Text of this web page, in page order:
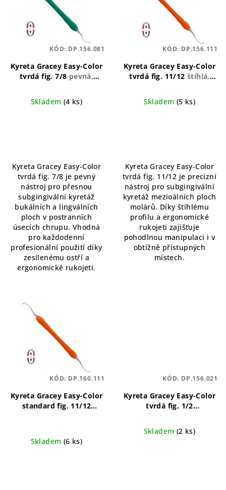
Kyreta Gracey Easy-Color
tvrdá fig. 7/8 pevná,
Skladem (4 ks)
Kyreta Gracey Easy-Color
tvrdá fig. 7/8 je pevný
nástroj pro přesnou
subgingivální kyretáž
bukálních a lingválních
ploch v postranních
úsecích chrupu. Vhodná
pro každodenní
profesionální použití díky
zesílenému ostří a
ergonomické rukojeti.
KÓD: DP.156.081
Kyreta Gracey Easy-Color
tvrdá fig. 11/12 štíhlá,
Skladem (5 ks)
Kyreta Gracey Easy-Color
tvrdá fig. 11/12 je precizní
nástroj pro subgingivální
kyretáž mezioálních ploch
molárů. Díky štíhlému
profilu a ergonomické
rukojeti zajišťuje
pohodlnou manipulaci i v
obtížně přístupných
místech.
KÓD: DP.156.111
Kyreta Gracey Easy-Color
standard fig. 11/12
Skladem (6 ks)
KÓD: DP.160.111
Kyreta Gracey Easy-Color
tvrdá fig. 1/2
Skladem (2 ks)
KÓD: DP.156.021